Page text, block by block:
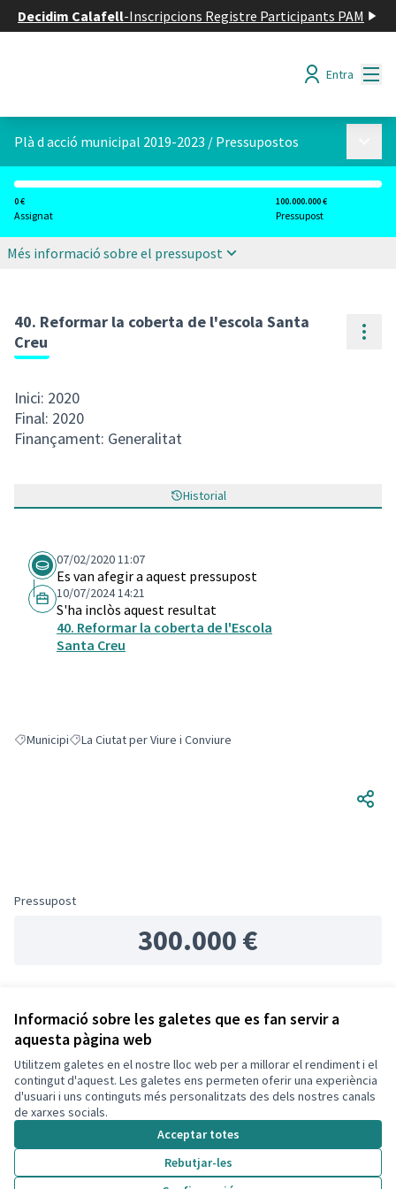
Informació sobre les galetes que es fan servir a
aquesta pàgina web
Utilitzem galetes en el nostre lloc web per a millorar el rendiment i el
contingut d'aquest. Les galetes ens permeten oferir una experiència
d'usuari i uns continguts més personalitzats des dels nostres canals
de xarxes socials.
Acceptar totes
Rebutjar-les
Decidim Calafell-Inscripcions Registre Participants PAM
Entra
Plà d acció municipal 2019-2023 / Pressupostos
0 €
Assignat
100.000.000 €
Pressupost
Més informació sobre el pressupost
40. Reformar la coberta de l'escola Santa
Creu
Inici: 2020
Final: 2020
Finançament: Generalitat
Historial
07/02/2020 11:07
Es van afegir a aquest pressupost
10/07/2024 14:21
S'ha inclòs aquest resultat
40. Reformar la coberta de l'Escola
Santa Creu
Resultats en filtrar per: Municipi
MunicipiResultats en filtrar per: La Ciutat per Viure i Conviure
La Ciutat per Viure i Conviure
Pressupost
300.000 €
Referència: CLF-PROJ-2020-02-142
Termes i condicions d'ús
Configuració de les galetes
Decidim Calafell a X
(Enllaç extern)
Decidim Calafell a Facebook
Decidim Calafell a YouTube
Decidim Calafell a GitHub
(Enllaç extern)
Amb
(Enllaç